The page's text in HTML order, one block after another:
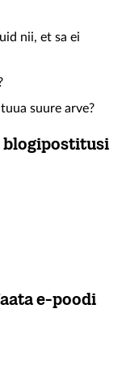
nii, et sa ei
suure arve?
blogipostitusi
e-poodi